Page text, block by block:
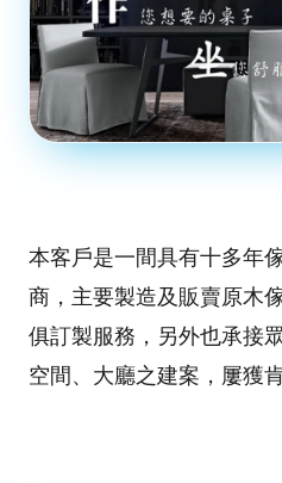
本客戶是一間具有十多年
商，主要製造及販賣原木
俱訂製服務，另外也承接
空間、大廳之建案，屢獲肯